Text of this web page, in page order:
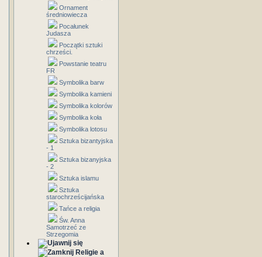
Ornament
średniowiecza
Pocałunek
Judasza
Początki sztuki
chrześci.
Powstanie teatru
FR
Symbolika barw
Symbolika kamieni
Symbolika kolorów
Symbolika koła
Symbolika lotosu
Sztuka bizantyjska
- 1
Sztuka bizanyjska
- 2
Sztuka islamu
Sztuka
starochrześcijańska
Tańce a religia
Św. Anna
Samotrzeć ze
Strzegomia
Religie a